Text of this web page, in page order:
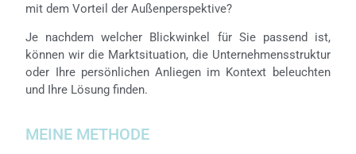
mit dem Vorteil der Außenperspektive?
Je nachdem welcher Blickwinkel für Sie passend ist,
können wir die Marktsituation, die Unternehmensstruktur
oder Ihre persönlichen Anliegen im Kontext beleuchten
und Ihre Lösung finden.
MEINE METHODE